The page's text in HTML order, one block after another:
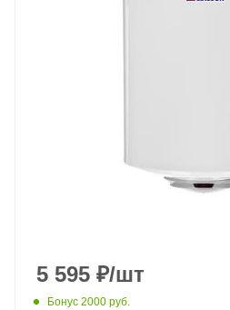
5 595 ₽/шт
Бонус 2000 руб.